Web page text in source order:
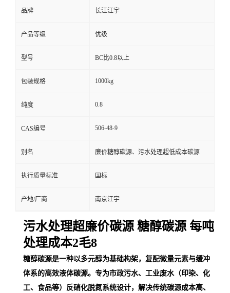
品牌 长江江宇
产品等级 优级
型号 BC比0.8以上
包装规格 1000kg
纯度 0.8
CAS编号 506-48-9
别名 廉价糖醇碳源、污水处理超低成本碳源
执行质量标准 国标
产地/厂商 南京江宇
污水处理超廉价碳源 糖醇碳源 每吨
处理成本2毛8
糖醇碳源是一种以多元醇为基础构架，复配微量元素与缓冲
体系的高效液体碳源。专为市政污水、工业废水（印染、化
工、食品等）反硝化脱氮系统设计，解决传统碳源成本高、